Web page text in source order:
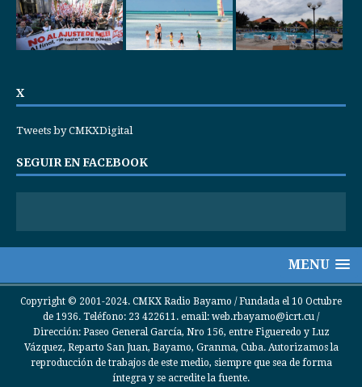
X
Tweets by CMKXDigital
SEGUIR EN FACEBOOK
MENU
Copyright © 2001-2024. CMKX Radio Bayamo / Fundada el 10 Octubre
de 1936. Teléfono: 23 422611. email: web.rbayamo@icrt.cu /
Dirección: Paseo General García, Nro 156, entre Figueredo y Luz
Vázquez, Reparto San Juan, Bayamo, Granma, Cuba. Autorizamos la
reproducción de trabajos de este medio, siempre que sea de forma
íntegra y se acredite la fuente.